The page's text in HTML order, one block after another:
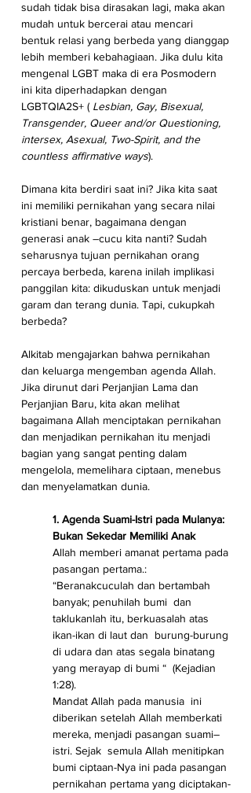
sudah tidak bisa dirasakan lagi, maka akan
mudah untuk bercerai atau mencari
bentuk relasi yang berbeda yang dianggap
lebih memberi kebahagiaan. Jika dulu kita
mengenal LGBT maka di era Posmodern
ini kita diperhadapkan dengan
LGBTQIA2S+ ( Lesbian, Gay, Bisexual,
Transgender, Queer and/or Questioning,
intersex, Asexual, Two-Spirit, and the
countless affirmative ways).
Dimana kita berdiri saat ini? Jika kita saat
ini memiliki pernikahan yang secara nilai
kristiani benar, bagaimana dengan
generasi anak –cucu kita nanti? Sudah
seharusnya tujuan pernikahan orang
percaya berbeda, karena inilah implikasi
panggilan kita: dikuduskan untuk menjadi
garam dan terang dunia. Tapi, cukupkah
berbeda?
Alkitab mengajarkan bahwa pernikahan
dan keluarga mengemban agenda Allah.
Jika dirunut dari Perjanjian Lama dan
Perjanjian Baru, kita akan melihat
bagaimana Allah menciptakan pernikahan
dan menjadikan pernikahan itu menjadi
bagian yang sangat penting dalam
mengelola, memelihara ciptaan, menebus
dan menyelamatkan dunia.
1. Agenda Suami-Istri pada Mulanya:
Bukan Sekedar Memiliki Anak
Allah memberi amanat pertama pada
pasangan pertama.:
“Beranakcuculah dan bertambah
banyak; penuhilah bumi  dan
taklukanlah itu, berkuasalah atas
ikan-ikan di laut dan  burung-burung
di udara dan atas segala binatang
yang merayap di bumi “  (Kejadian
1:28).
Mandat Allah pada manusia  ini
diberikan setelah Allah memberkati
mereka, menjadi pasangan suami–
istri. Sejak  semula Allah menitipkan
bumi ciptaan-Nya ini pada pasangan
pernikahan pertama yang diciptakan-